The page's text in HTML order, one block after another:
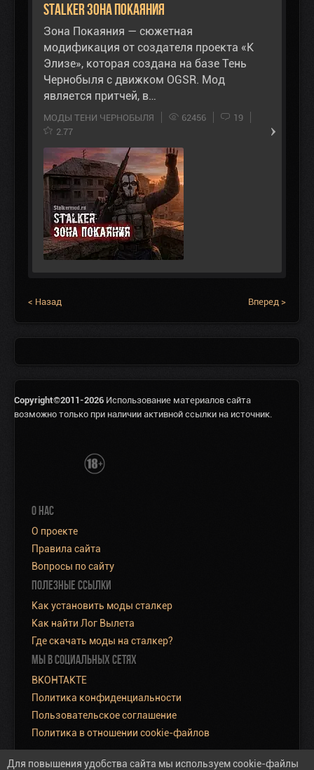
STALKER Зона Покаяния
Зона Покаяния — сюжетная
модификация от создателя проекта «К
Элизе», которая создана на базе Тень
Чернобыля с движком OGSR. Мод
является притчей, в…
МОДЫ ТЕНИ ЧЕРНОБЫЛЯ 62456
19
2.77
< Назад Вперед >
Copyright©2011-2026 Использование материалов сайта
возможно только при наличии активной ссылки на источник.
О НАС
О проекте
Правила сайта
Вопросы по сайту
ПОЛЕЗНЫЕ ССЫЛКИ
Как установить моды сталкер
Как найти Лог Вылета
Где скачать моды на сталкер?
МЫ В СОЦИАЛЬНЫХ СЕТЯХ
ВКОНТАКТЕ
Политика конфиденциальности
Пользовательское соглашение
Политика в отношении cookie-файлов
Для повышения удобства сайта мы используем cookie-файлы